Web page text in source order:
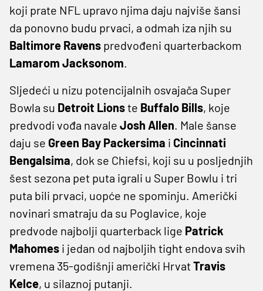
koji prate NFL upravo njima daju najviše šansi
da ponovno budu prvaci, a odmah iza njih su
Baltimore Ravens predvođeni quarterbackom
Lamarom Jacksonom.
Sljedeći u nizu potencijalnih osvajača Super
Bowla su Detroit Lionste Buffalo Bills, koje
predvodi vođa navale Josh Allen. Male šanse
daju se Green Bay Packersima i Cincinnati
Bengalsima, dok se Chiefsi, koji su u posljednjih
šest sezona pet puta igrali u Super Bowlu i tri
puta bili prvaci, uopće ne spominju. Američki
novinari smatraju da su Poglavice, koje
predvode najbolji quarterback lige Patrick
Mahomes i jedan od najboljih tight endova svih
vremena 35-godišnji američki HrvatTravis
Kelce, u silaznoj putanji.